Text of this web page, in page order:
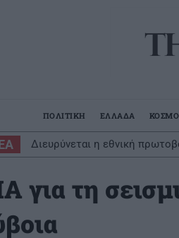
ΠΟΛΙΤΙΚΗ ΕΛΛΑΔΑ
Διευρύνεται η εθνική
για τη